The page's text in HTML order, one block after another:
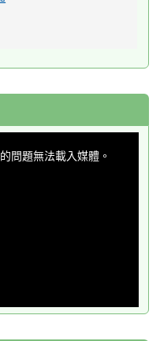
問題無法載入媒體。